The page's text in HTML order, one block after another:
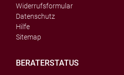
Widerrufsformular
Datenschutz
Hilfe
Sitemap
BERATERSTATUS